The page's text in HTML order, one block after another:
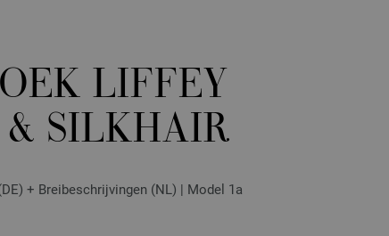
LIFFEY
& SILKHAIR
+ Breibeschrijvingen (NL) | Model 1a